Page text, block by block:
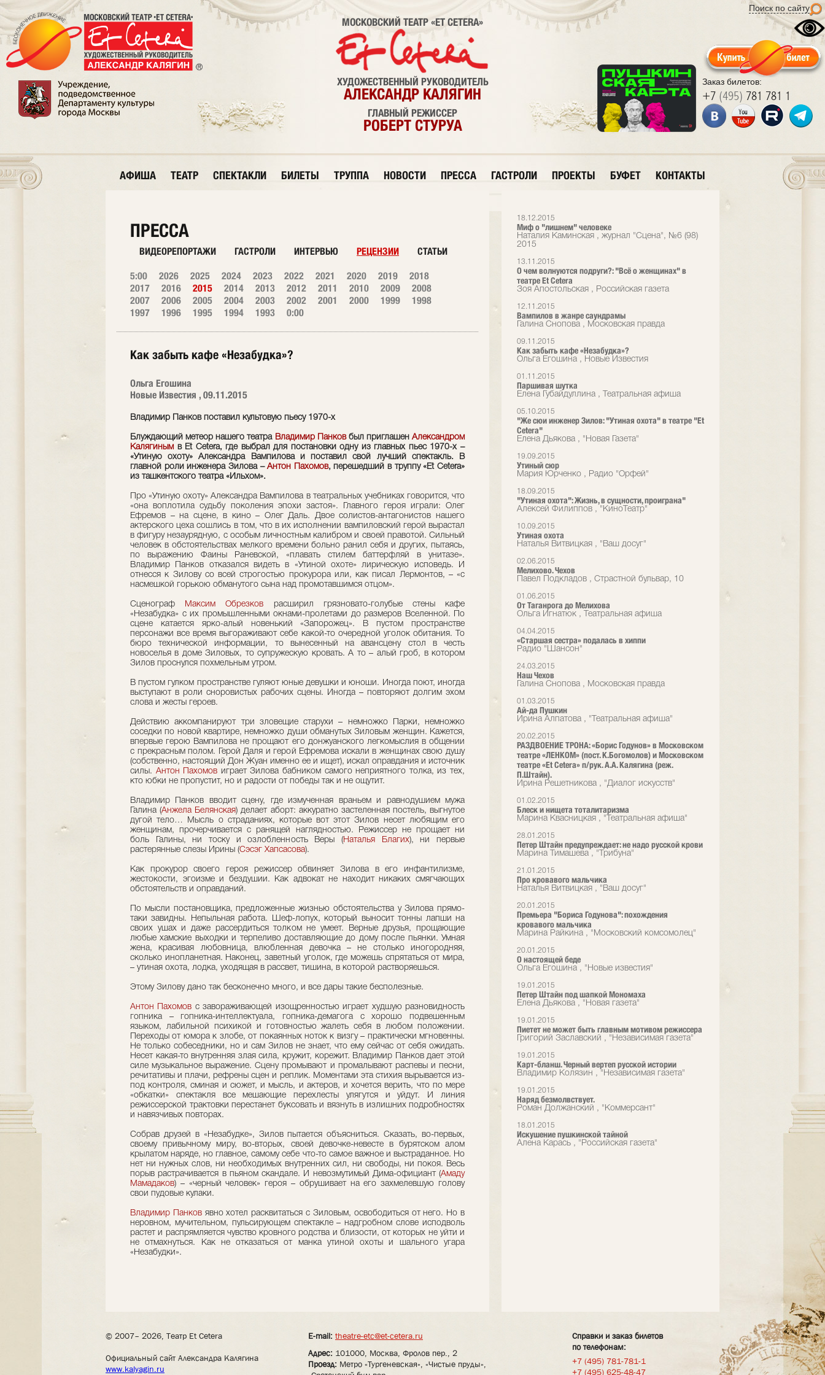
Поиск по сайту
Заказ билетов:
+7 (495) 781 781 1
МОСКОВСКИЙ ТЕАТР «ET CETERA»
ХУДОЖЕСТВЕННЫЙ РУКОВОДИТЕЛЬ
АЛЕКСАНДР КАЛЯГИН
ГЛАВНЫЙ РЕЖИССЕР
РОБЕРТ СТУРУА
АФИША ТЕАТР СПЕКТАКЛИ БИЛЕТЫ ТРУППА НОВОСТИ ПРЕССА ГАСТРОЛИ ПРОЕКТЫ БУФЕТ КОНТАКТЫ
18.12.2015
Миф о "лишнем" человеке
Наталия Каминская , журнал "Сцена", №6 (98)
2015
13.11.2015
О чем волнуются подруги?: "Всё о женщинах" в
театре Et Cetera
Зоя Апостольская , Российская газета
12.11.2015
Вампилов в жанре саундрамы
Галина Снопова , Московская правда
09.11.2015
Как забыть кафе «Незабудка»?
Ольга Егошина , Новые Известия
01.11.2015
Паршивая шутка
Елена Губайдуллина , Театральная афиша
05.10.2015
"Же сюи инженер Зилов: "Утиная охота" в театре "Et
Cetera"
Елена Дьякова , "Новая Газета"
19.09.2015
Утиный сюр
Мария Юрченко , Радио "Орфей"
18.09.2015
"Утиная охота": Жизнь, в сущности, проиграна"
Алексей Филиппов , "КиноТеатр"
10.09.2015
Утиная охота
Наталья Витвицкая , "Ваш досуг"
02.06.2015
Мелихово. Чехов
Павел Подкладов , Страстной бульвар, 10
01.06.2015
От Таганрога до Мелихова
Ольга Игнатюк , Театральная афиша
04.04.2015
«Старшая сестра» подалась в хиппи
Радио "Шансон"
24.03.2015
Наш Чехов
Галина Снопова , Московская правда
01.03.2015
Ай-да Пушкин
Ирина Алпатова , "Театральная афиша"
20.02.2015
РАЗДВОЕНИЕ ТРОНА: «Борис Годунов» в Московском
театре «ЛЕНКОМ» (пост. К.Богомолов) и Московском
театре «Et Cetera» п/рук. А.А. Калягина (реж.
П.Штайн).
Ирина Решетникова , "Диалог искусств"
01.02.2015
Блеск и нищета тоталитаризма
Марина Квасницкая , "Театральная афиша"
28.01.2015
Петер Штайн предупреждает: не надо русской крови
Марина Тимашева , "Трибуна"
21.01.2015
Про кровавого мальчика
Наталья Витвицкая , "Ваш досуг"
20.01.2015
Премьера "Бориса Годунова": похождения
кровавого мальчика
Марина Райкина , "Московский комсомолец"
20.01.2015
О настоящей беде
Ольга Егошина , "Новые известия"
19.01.2015
Петер Штайн под шапкой Мономаха
Елена Дьякова , "Новая газета"
19.01.2015
Пиетет не может быть главным мотивом режиссера
Григорий Заславский , "Независимая газета"
19.01.2015
Карт-бланш. Черный вертеп русской истории
Владимир Колязин , "Независимая газета"
19.01.2015
Наряд безмолвствует.
Роман Должанский , "Коммерсант"
18.01.2015
Искушение пушкинской тайной
Алена Карась , "Российская газета"
ПРЕССА
ВИДЕОРЕПОРТАЖИ ГАСТРОЛИ ИНТЕРВЬЮ РЕЦЕНЗИИ СТАТЬИ
5:00 2026 2025 2024 2023 2022 2021 2020 2019
2018
2017
2016 2015 2014 2013 2012 2011 2010 2009
2008
2007
2006 2005 2004 2003 2002 2001 2000 1999
1998
1997
1996 1995 1994 1993 0:00
Как забыть кафе «Незабудка»?
Ольга Егошина
Новые Известия , 09.11.2015
Владимир Панков поставил культовую пьесу 1970-х
Блуждающий метеор нашего театра Владимир Панковбыл приглашен Александром
Калягиным в Et Сetera, где выбрал для постановки одну из главных пьес 1970-х –
«Утиную охоту» Александра Вампилова и поставил свой лучший спектакль. В
главной роли инженера Зилова –Антон Пахомов, перешедший в труппу «Et Сetera»
из ташкентского театра «Ильхом».
Про «Утиную охоту» Александра Вампилова в театральных учебниках говорится, что
«она воплотила судьбу поколения эпохи застоя». Главного героя играли: Олег
Ефремов – на сцене, в кино – Олег Даль. Двое солистов-антагонистов нашего
актерского цеха сошлись в том, что в их исполнении вампиловский герой вырастал
в фигуру незаурядную, с особым личностным калибром и своей правотой. Сильный
человек в обстоятельствах мелкого времени больно ранил себя и других, пытаясь,
по выражению Фаины Раневской, «плавать стилем баттерфляй в унитазе».
Владимир Панков отказался видеть в «Утиной охоте» лирическую исповедь. И
отнесся к Зилову со всей строгостью прокурора или, как писал Лермонтов, – «с
насмешкой горькою обманутого сына над промотавшимся отцом».
Сценограф Максим Обрезков расширил грязновато-голубые стены кафе
«Незабудка» с их промышленными окнами-пролетами до размеров Вселенной. По
сцене катается ярко-алый новенький «Запорожец». В пустом пространстве
персонажи все время выгораживают себе какой-то очередной уголок обитания. То
бюро технической информации, то вынесенный на авансцену стол в честь
новоселья в доме Зиловых, то супружескую кровать. А то – алый гроб, в котором
Зилов проснулся похмельным утром.
В пустом гулком пространстве гуляют юные девушки и юноши. Иногда поют, иногда
выступают в роли сноровистых рабочих сцены. Иногда – повторяют долгим эхом
слова и жесты героев.
Действию аккомпанируют три зловещие старухи – немножко Парки, немножко
соседки по новой квартире, немножко души обманутых Зиловым женщин. Кажется,
впервые герою Вампилова не прощают его донжуанского легкомыслия в общении
с прекрасным полом. Герой Даля и герой Ефремова искали в женщинах свою душу
(собственно, настоящий Дон Жуан именно ее и ищет), искал оправдания и источник
силы. Антон Пахомов играет Зилова бабником самого неприятного толка, из тех,
кто юбки не пропустит, но и радости от победы так и не ощутит.
Владимир Панков вводит сцену, где измученная враньем и равнодушием мужа
Галина (Анжела Белянская) делает аборт: аккуратно застеленная постель, выгнутое
дугой тело… Мысль о страданиях, которые вот этот Зилов несет любящим его
женщинам, прочерчивается с ранящей наглядностью. Режиссер не прощает ни
боль Галины, ни тоску и озлобленность Веры (Наталья Благих), ни первые
растерянные слезы Ирины (Сэсэг Хапсасова).
Как прокурор своего героя режиссер обвиняет Зилова в его инфантилизме,
жестокости, эгоизме и бездушии. Как адвокат не находит никаких смягчающих
обстоятельств и оправданий.
По мысли постановщика, предложенные жизнью обстоятельства у Зилова прямо-
таки завидны. Непыльная работа. Шеф-лопух, который выносит тонны лапши на
своих ушах и даже рассердиться толком не умеет. Верные друзья, прощающие
любые хамские выходки и терпеливо доставляющие до дому после пьянки. Умная
жена, красивая любовница, влюбленная девочка – не столько иногородняя,
сколько инопланетная. Наконец, заветный уголок, где можешь спрятаться от мира,
– утиная охота, лодка, уходящая в рассвет, тишина, в которой растворяешься.
Этому Зилову дано так бесконечно много, и все дары такие бесполезные.
Антон Пахомов с завораживающей изощренностью играет худшую разновидность
гопника – гопника-интеллектуала, гопника-демагога с хорошо подвешенным
языком, лабильной психикой и готовностью жалеть себя в любом положении.
Переходы от юмора к злобе, от покаянных ноток к визгу – практически мгновенны.
Не только собеседники, но и сам Зилов не знает, что ему сейчас от себя ожидать.
Несет какая-то внутренняя злая сила, кружит, корежит. Владимир Панков дает этой
силе музыкальное выражение. Сцену промывают и промалывают распевы и песни,
речитативы и плачи, рефрены сцен и реплик. Моментами эта стихия вырывается из-
под контроля, сминая и сюжет, и мысль, и актеров, и хочется верить, что по мере
«обкатки» спектакля все мешающие перехлесты улягутся и уйдут. И линия
режиссерской трактовки перестанет буксовать и вязнуть в излишних подробностях
и навязчивых повторах.
Собрав друзей в «Незабудке», Зилов пытается объясниться. Сказать, во-первых,
своему привычному миру, во-вторых, своей девочке-невесте в бурятском алом
крылатом наряде, но главное, самому себе что-то самое важное и выстраданное. Но
нет ни нужных слов, ни необходимых внутренних сил, ни свободы, ни покоя. Весь
порыв растрачивается в пьяном скандале. И невозмутимый Дима-официант (Амаду
Мамадаков) – «черный человек» героя – обрушивает на его захмелевшую голову
свои пудовые кулаки.
Владимир Панковявно хотел расквитаться с Зиловым, освободиться от него. Но в
неровном, мучительном, пульсирующем спектакле – надгробном слове исподволь
растет и распрямляется чувство кровного родства и близости, от которых не уйти и
не отмахнуться. Как не отказаться от манка утиной охоты и шального угара
«Незабудки».
© 2007– 2026, Театр Et Cetera
Официальный сайт Александра Калягина
www.kalyagin.ru
E-mail: theatre-etc@et-cetera.ru
Адрес: 101000, Москва, Фролов пер., 2
Проезд: Метро «Тургеневская», «Чистые пруды»,
Справки и заказ билетов
по телефонам:
+7 (495) 781-781-1
+7 (495) 625-48-47